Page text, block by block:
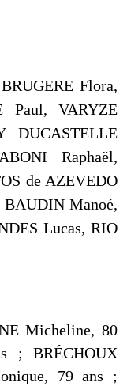
Flora,
Paul, VARYZE
DUCASTELLE
Raphaël,
de AZEVEDO
BAUDIN Manoé,
Lucas, RIO
Micheline, 80
; BRÉCHOUX
79 ans ;